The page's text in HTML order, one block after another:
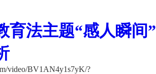
育法主题“感人瞬间”
video/BV1AN4y1s7yK/?